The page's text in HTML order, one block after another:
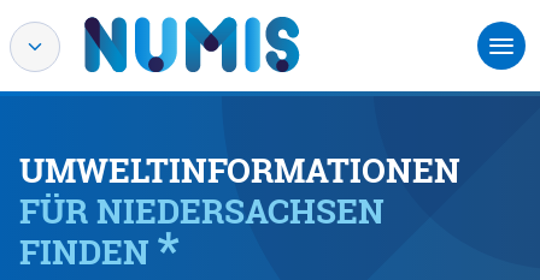
UMWELTINFORMATIONEN
FÜR NIEDERSACHSEN
FINDEN